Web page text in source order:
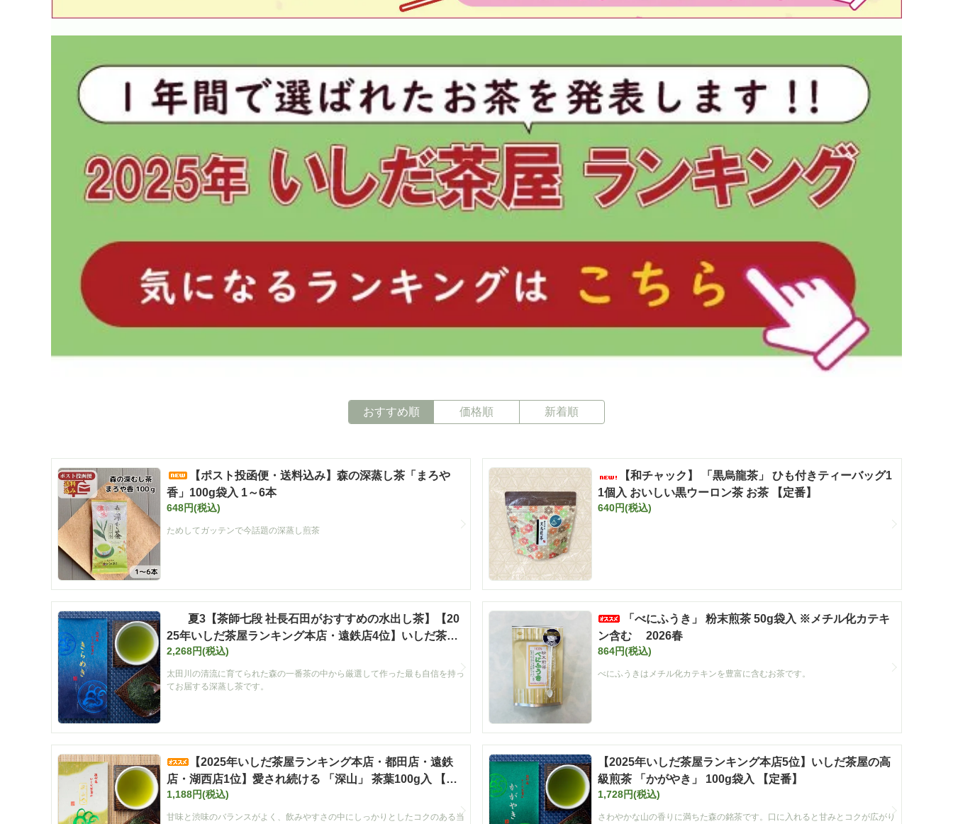
おすすめ順 価格順 新着順
【ポスト投函便・送料込み】森の深蒸し茶「まろや
香」100g袋入 1～6本
648円(税込)
ためしてガッテンで今話題の深蒸し煎茶
【和チャック】 「黒烏龍茶」 ひも付きティーバッグ1
1個入 おいしい黒ウーロン茶 お茶 【定番】
640円(税込)
夏3【茶師七段 社長石田がおすすめの水出し茶】【20
25年いしだ茶屋ランキング本店・遠鉄店4位】いしだ茶屋
の最高級煎茶 「きらめき」 100g袋入 【定番】
2,268円(税込)
太田川の清流に育てられた森の一番茶の中から厳選して作った最も自信を持っ
てお届する深蒸し茶です。
「べにふうき」 粉末煎茶 50g袋入 ※メチル化カテキ
ン含む 2026春
864円(税込)
べにふうきはメチル化カテキンを豊富に含むお茶です。
【2025年いしだ茶屋ランキング本店・都田店・遠鉄
店・湖西店1位】愛され続ける 「深山」 茶葉100g入 【定
番】
1,188円(税込)
甘味と渋味のバランスがよく、飲みやすさの中にしっかりとしたコクのある当
【2025年いしだ茶屋ランキング本店5位】いしだ茶屋の高
級煎茶 「かがやき」 100g袋入 【定番】
1,728円(税込)
さわやかな山の香りに満ちた森の銘茶です。口に入れると甘みとコクが広がり